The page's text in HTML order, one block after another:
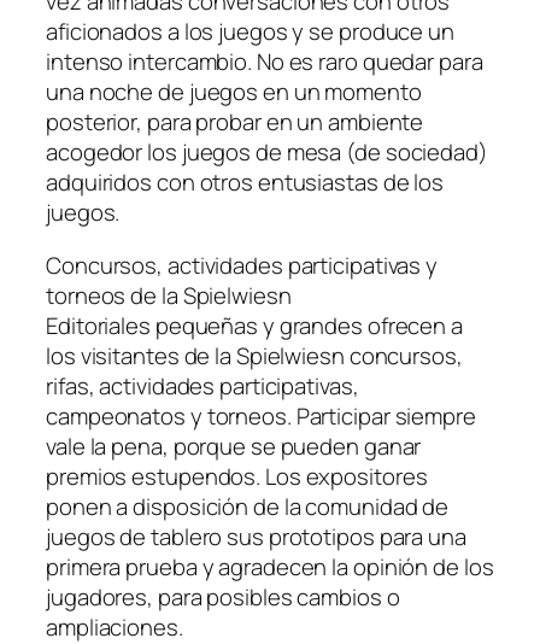
aficionados a los juegos y se produce un
intenso intercambio. No es raro quedar para
una noche de juegos en un momento
posterior, para probar en un ambiente
acogedor los juegos de mesa (de sociedad)
adquiridos con otros entusiastas de los
juegos.
Concursos, actividades participativas y
torneos de la Spielwiesn
Editoriales pequeñas y grandes ofrecen a
los visitantes de la Spielwiesn concursos,
rifas, actividades participativas,
campeonatos y torneos. Participar siempre
vale la pena, porque se pueden ganar
premios estupendos. Los expositores
ponen a disposición de la comunidad de
juegos de tablero sus prototipos para una
primera prueba y agradecen la opinión de los
jugadores, para posibles cambios o
ampliaciones.